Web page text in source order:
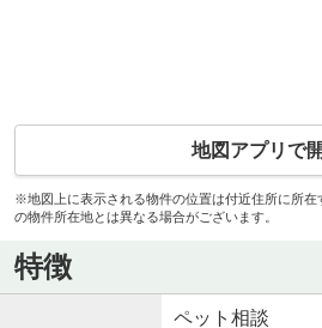
地図アプリで
※地図上に表示される物件の位置は付近住所に所在
の物件所在地とは異なる場合がございます。
特徴
ペット相談